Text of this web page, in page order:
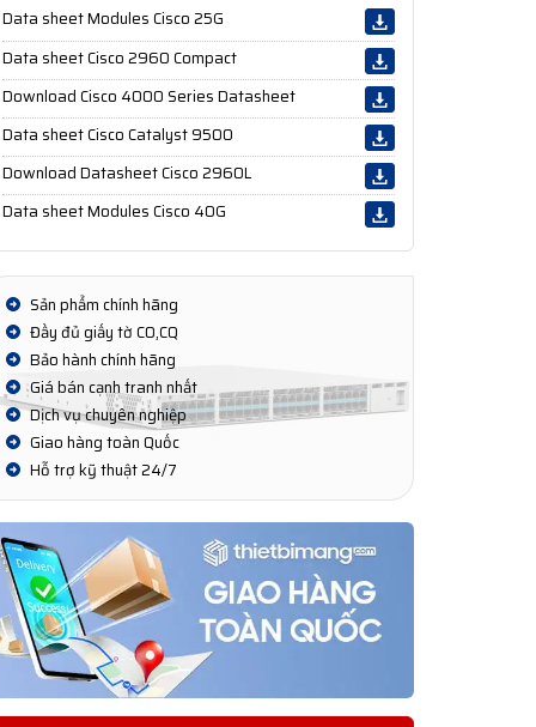
Data sheet Modules Cisco 25G
Data sheet Cisco 2960 Compact
Download Cisco 4000 Series Datasheet
Data sheet Cisco Catalyst 9500
Download Datasheet Cisco 2960L
Data sheet Modules Cisco 40G
Sản phẩm chính hãng
Đầy đủ giấy tờ CO,CQ
Bảo hành chính hãng
Giá bán cạnh tranh nhất
Dịch vụ chuyên nghiệp
Giao hàng toàn Quốc
Hỗ trợ kỹ thuật 24/7